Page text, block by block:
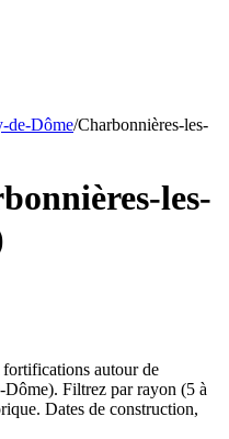
de-Dôme/Charbonnières-les-
les-
fortifications autour de
Dôme). Filtrez par rayon (5 à
Dates de construction,